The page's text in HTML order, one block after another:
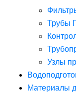
Трубы
Узлы
Материалы